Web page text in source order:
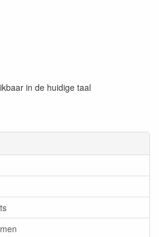
in de huidige taal